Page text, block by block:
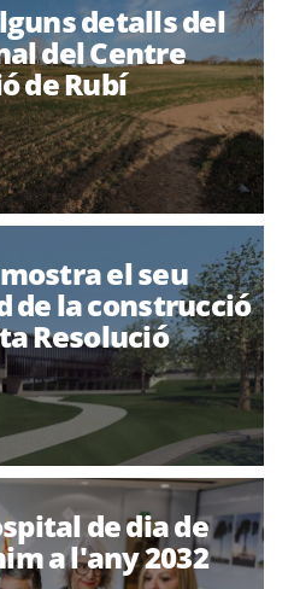
detalls del
del Centre
de Rubí
el seu
de la construcció
Resolució
de dia de
a l'any 2032